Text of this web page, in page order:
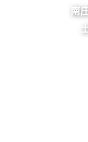
南